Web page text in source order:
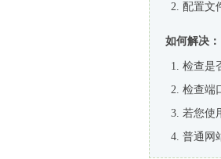
配置文
如何解决：
检查是
检查端
若您使
普通网